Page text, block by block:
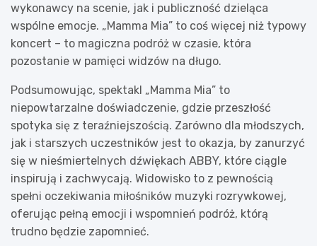
wykonawcy na scenie, jak i publiczność dzieląca
wspólne emocje. „Mamma Mia” to coś więcej niż typowy
koncert – to magiczna podróż w czasie, która
pozostanie w pamięci widzów na długo.
Podsumowując, spektakl „Mamma Mia” to
niepowtarzalne doświadczenie, gdzie przeszłość
spotyka się z teraźniejszością. Zarówno dla młodszych,
jak i starszych uczestników jest to okazja, by zanurzyć
się w nieśmiertelnych dźwiękach ABBY, które ciągle
inspirują i zachwycają. Widowisko to z pewnością
spełni oczekiwania miłośników muzyki rozrywkowej,
oferując pełną emocji i wspomnień podróż, którą
trudno będzie zapomnieć.